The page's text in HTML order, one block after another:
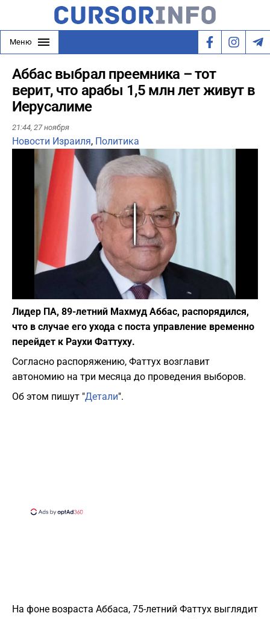
Меню
Аббас выбрал преемника – тот
верит, что арабы 1,5 млн лет живут в
Иерусалиме
21:44, 27 ноября
Новости Израиля, Политика
Play
Фото: Википедия
Лидер ПА, 89-летний Махмуд Аббас, распорядился,
что в случае его ухода с поста управление временно
перейдет к Раухи Фаттуху.
Согласно распоряжению, Фаттух возглавит
автономию на три месяца до проведения выборов.
Об этом пишут "Детали".
На фоне возраста Аббаса, 75-летний Фаттух выглядит